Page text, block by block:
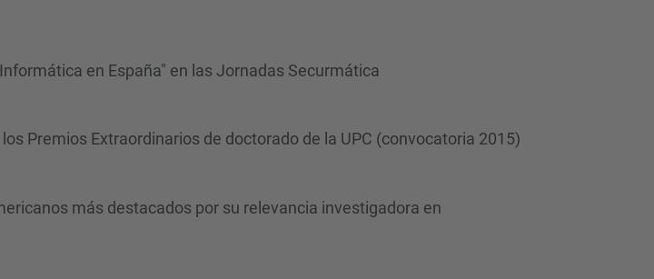
en España" en las Jornadas Securmática
Premios Extraordinarios de doctorado de la UPC (convocatoria 2015)
más destacados por su relevancia investigadora en